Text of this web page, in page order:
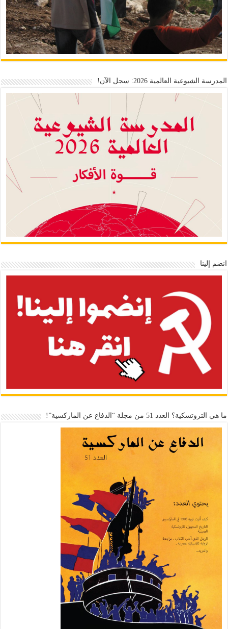
المدرسة الشيوعية العالمية 2026: سجل الآن!
انضم إلينا
ما هي التروتسكية؟ العدد 51 من مجلة “الدفاع عن الماركسية”!